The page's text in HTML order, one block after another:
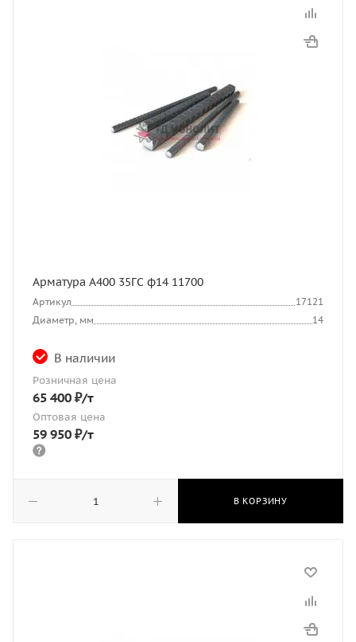
Арматура А400 35ГС ф14 11700
Артикул
17121
Диаметр, мм
14
В наличии
Розничная цена
65 400 ₽/т
Оптовая цена
59 950 ₽/т
В КОРЗИНУ